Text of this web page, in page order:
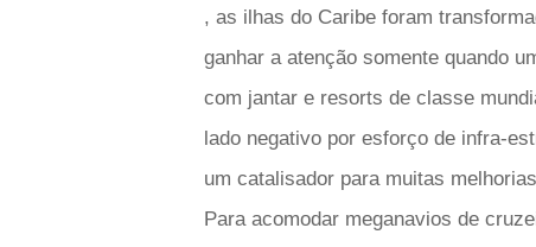
, as ilhas do Caribe foram
ganhar a atenção somente quando
com jantar e resorts de classe
lado negativo por esforço de infra-
um catalisador para muitas
Para acomodar meganavios de